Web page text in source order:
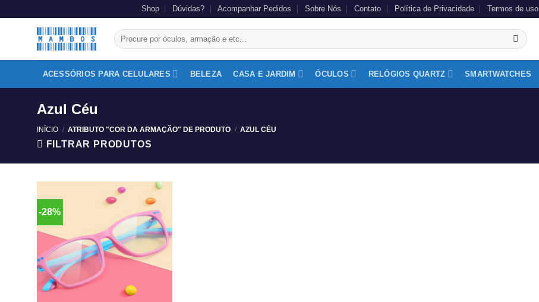
Shop Dúvidas? Acompanhar Pedidos Sobre Nós Contato Política de Privacidade Termos de uso
ACESSÓRIOS PARA CELULARES BELEZA CASA E JARDIM ÓCULOS RELÓGIOS QUARTZ SMARTWATCHES
Azul Céu
INÍCIO / ATRIBUTO "COR DA ARMAÇÃO" DE PRODUTO / AZUL CÉU
FILTRAR PRODUTOS
-28%
Adicionar
aos
meus
desejos